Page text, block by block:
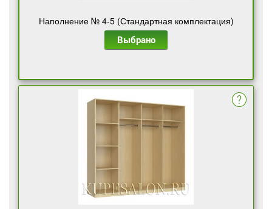
Наполнение № 4-5 (Стандартная комплектация)
Выбрано